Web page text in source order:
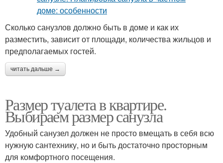
Сколько санузлов должно быть в доме и как их
разместить, зависит от площади, количества жильцов и
предполагаемых гостей.
читать дальше →
Размер туалета в квартире.
Выбираем размер санузла
Удобный санузел должен не просто вмещать в себя всю
нужную сантехнику, но и быть достаточно просторным
для комфортного посещения.